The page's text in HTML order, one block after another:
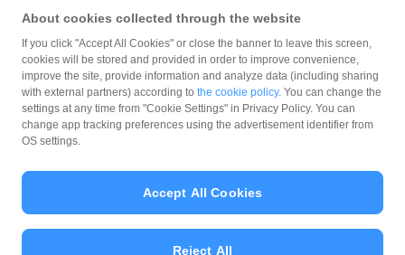
PayPay Code of Ethics & Business Conduct
プライバシーポリシー
ユーザープライバシーについて
ユーザーセキュリティについて
ウェブサイト利用規約
反社会的勢力に対する方針
カスタマーハラスメントに関する当社の考え方
About cookies collected through the website
If you click "Accept All Cookies" or close the banner to leave this screen,
cookies will be stored and provided in order to improve convenience,
improve the site, provide information and analyze data (including sharing
with external partners) according to the cookie policy. You can change the
settings at any time from "Cookie Settings" in Privacy Policy. You can
change app tracking preferences using the advertisement identifier from
OS settings.
Reject All
Accept All Cookies